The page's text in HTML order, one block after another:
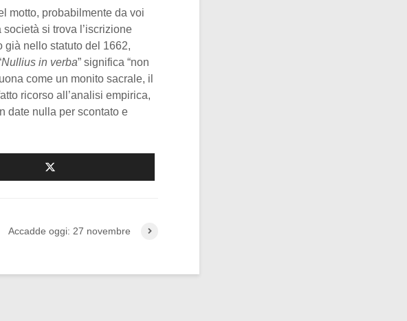
motto, probabilmente da voi
si trova l’iscrizione
già nello statuto del 1662,
Nullius in verba” significa “non
come un monito sacrale, il
ricorso all’analisi empirica,
date nulla per scontato e
Accadde oggi: 27 novembre